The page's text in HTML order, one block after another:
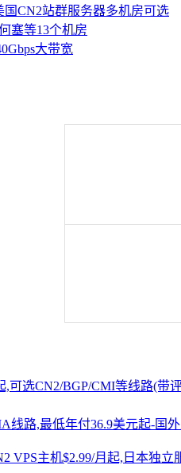
国CN2站群服务器多机房可选
塞等13个机房
大带宽